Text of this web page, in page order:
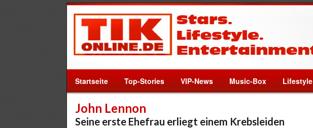
Startseite Top-Stories VIP-News Music-Box Lifestyle
John Lennon
Seine erste Ehefrau erliegt einem Krebsleiden